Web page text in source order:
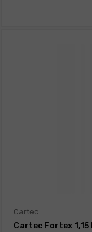
Cartec
Cartec Fortex